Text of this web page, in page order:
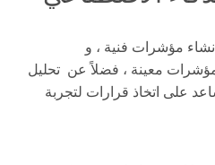
مؤشرات فنية ، و
مؤشرات معينة ، فضلاً عن تحليل
على اتخاذ قرارات لتجربة